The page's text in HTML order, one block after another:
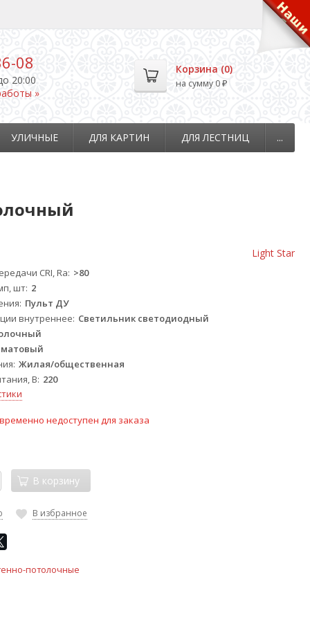
08
20:00
»
Корзина (0)
на сумму 0 ₽
УЛИЧНЫЕ ДЛЯ КАРТИН ДЛЯ ЛЕСТНИЦ ...
Light Star
CRI, Ra >80
шт 2
Пульт ДУ
внутреннее Светильник светодиодный
матовый
Жилая/общественная
В 220
недоступен для заказа
В корзину
В избранное
потолочные